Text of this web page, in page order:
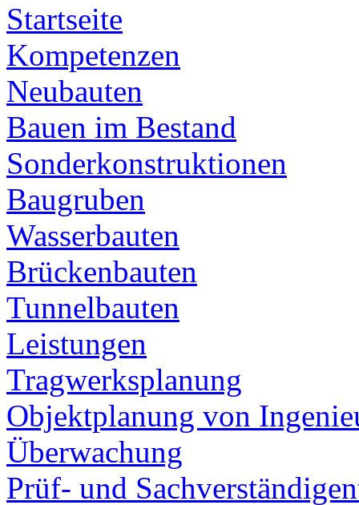
Startseite
Kompetenzen
Neubauten
Bauen im Bestand
Sonderkonstruktionen
Baugruben
Wasserbauten
Brückenbauten
Tunnelbauten
Leistungen
Tragwerksplanung
Objektplanung von
Überwachung
Prüf- und